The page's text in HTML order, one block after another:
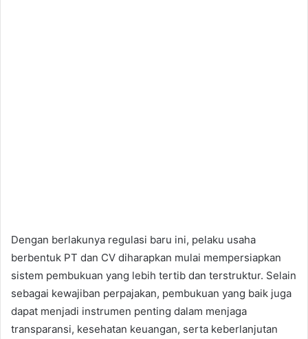
Dengan berlakunya regulasi baru ini, pelaku usaha
berbentuk PT dan CV diharapkan mulai mempersiapkan
sistem pembukuan yang lebih tertib dan terstruktur. Selain
sebagai kewajiban perpajakan, pembukuan yang baik juga
dapat menjadi instrumen penting dalam menjaga
transparansi, kesehatan keuangan, serta keberlanjutan